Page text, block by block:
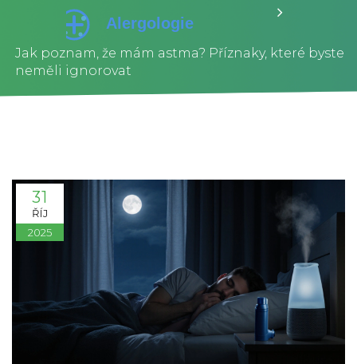
Jak poznam, že mám astma? Příznaky, které byste
neměli ignorovat
31
ŘÍJ
2025